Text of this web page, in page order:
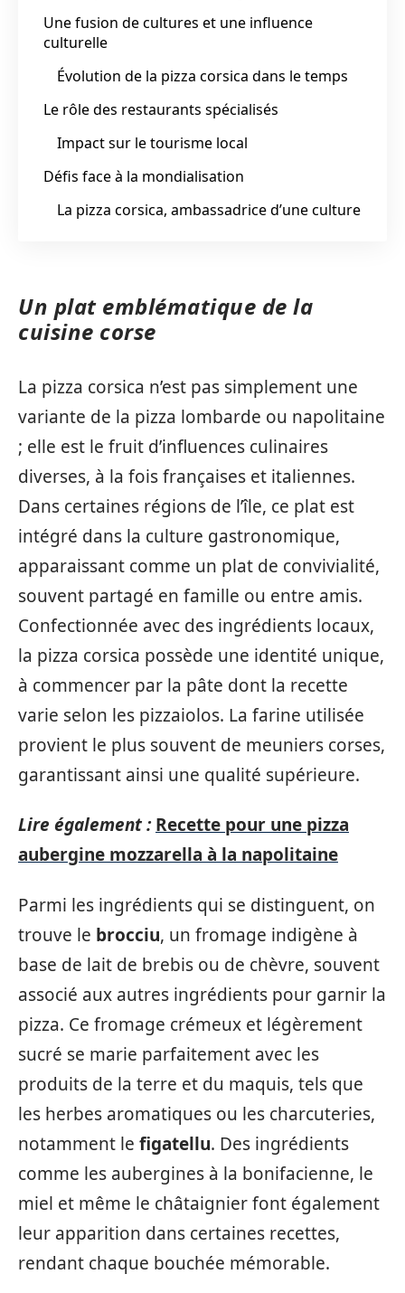
Une fusion de cultures et une influence
culturelle
Évolution de la pizza corsica dans le temps
Le rôle des restaurants spécialisés
Impact sur le tourisme local
Défis face à la mondialisation
La pizza corsica, ambassadrice d’une culture
Un plat emblématique de la
cuisine corse
La pizza corsica n’est pas simplement une
variante de la pizza lombarde ou napolitaine
; elle est le fruit d’influences culinaires
diverses, à la fois françaises et italiennes.
Dans certaines régions de l’île, ce plat est
intégré dans la culture gastronomique,
apparaissant comme un plat de convivialité,
souvent partagé en famille ou entre amis.
Confectionnée avec des ingrédients locaux,
la pizza corsica possède une identité unique,
à commencer par la pâte dont la recette
varie selon les pizzaiolos. La farine utilisée
provient le plus souvent de meuniers corses,
garantissant ainsi une qualité supérieure.
Lire également : Recette pour une pizza
aubergine mozzarella à la napolitaine
Parmi les ingrédients qui se distinguent, on
trouve le brocciu, un fromage indigène à
base de lait de brebis ou de chèvre, souvent
associé aux autres ingrédients pour garnir la
pizza. Ce fromage crémeux et légèrement
sucré se marie parfaitement avec les
produits de la terre et du maquis, tels que
les herbes aromatiques ou les charcuteries,
notamment le figatellu. Des ingrédients
comme les aubergines à la bonifacienne, le
miel et même le châtaignier font également
leur apparition dans certaines recettes,
rendant chaque bouchée mémorable.